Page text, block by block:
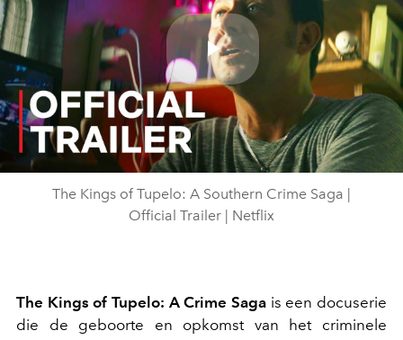
Play
Video
The Kings of Tupelo: A Southern Crime Saga |
Official Trailer | Netflix
The Kings of Tupelo: A Crime Saga is een docuserie
die de geboorte en opkomst van het criminele